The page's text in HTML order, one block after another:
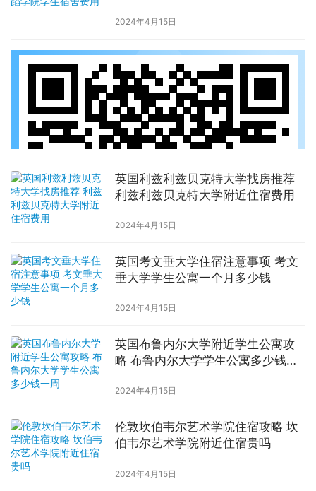
2024年4月15日
英国利兹利兹贝克特大学找房推荐
利兹利兹贝克特大学附近住宿费用
2024年4月15日
英国考文垂大学住宿注意事项 考文
垂大学学生公寓一个月多少钱
2024年4月15日
英国布鲁内尔大学附近学生公寓攻
略 布鲁内尔大学学生公寓多少钱一
2024年4月15日
伦敦坎伯韦尔艺术学院住宿攻略 坎
伯韦尔艺术学院附近住宿贵吗
2024年4月15日